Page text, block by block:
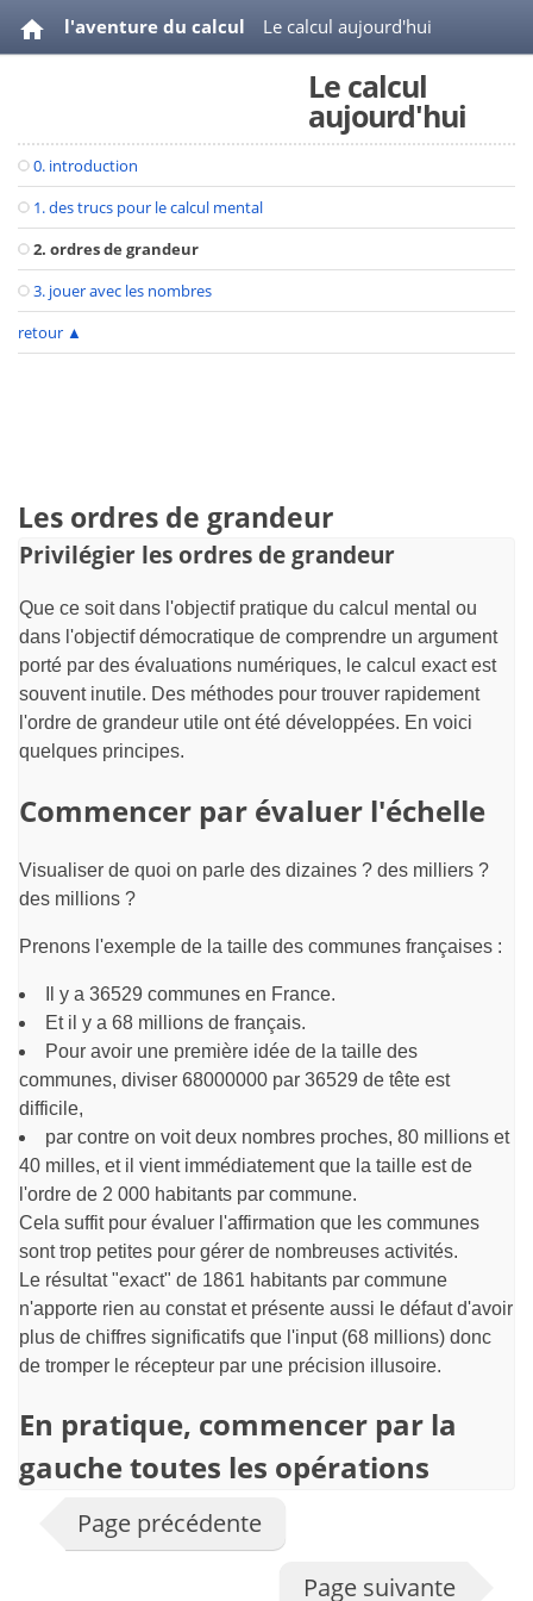
l'aventure du calcul Le calcul aujourd'hui
Le calcul
aujourd'hui
0. introduction
1. des trucs pour le calcul mental
2. ordres de grandeur
3. jouer avec les nombres
retour ▲
Les ordres de grandeur
Privilégier les ordres de grandeur
Que ce soit dans l'objectif pratique du calcul mental ou
dans l'objectif démocratique de comprendre un argument
porté par des évaluations numériques, le calcul exact est
souvent inutile. Des méthodes pour trouver rapidement
l'ordre de grandeur utile ont été développées. En voici
quelques principes.
Commencer par évaluer l'échelle
Visualiser de quoi on parle des dizaines ? des milliers ?
des millions ?
Prenons l'exemple de la taille des communes françaises :
Il y a 36529 communes en France.
Et il y a 68 millions de français.
Pour avoir une première idée de la taille des
communes, diviser 68000000 par 36529 de tête est
difficile,
par contre on voit deux nombres proches, 80 millions et
40 milles, et il vient immédiatement que la taille est de
l'ordre de 2 000 habitants par commune.
Cela suffit pour évaluer l'affirmation que les communes
sont trop petites pour gérer de nombreuses activités.
Le résultat "exact" de 1861 habitants par commune
n'apporte rien au constat et présente aussi le défaut d'avoir
plus de chiffres significatifs que l'input (68 millions) donc
de tromper le récepteur par une précision illusoire.
En pratique, commencer par la
gauche toutes les opérations
Page précédente
Page suivante